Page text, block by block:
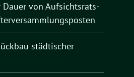
von Aufsichtsrats-
städtischer